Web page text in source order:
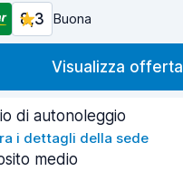
8,3 Buona
Visualizza offerta
di autonoleggio
i dettagli della sede
medio